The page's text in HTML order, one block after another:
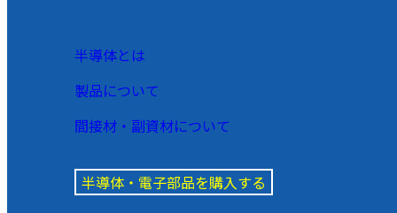
半導体とは
製品について
間接材・副資材について
半導体・電子部品を購入する